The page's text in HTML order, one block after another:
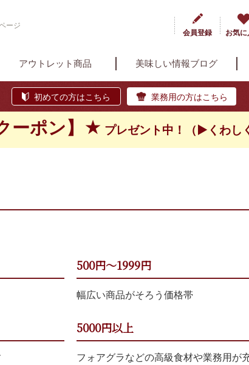
ージ
会員登録
お気に
アウトレット商品 美味しい情報ブログ
初めての方はこちら 業務用の方はこちら
ーポン】★ プレゼント中！（▶くわし
500円～1999円
幅広い商品がそろう価格帯
5000円以上
フォアグラなどの高級食材や業務用が